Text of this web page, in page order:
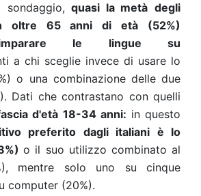
sondaggio,quasi la metà degli
oltre 65 anni di età (52%)
le lingue su
a chi sceglie invece di usare lo
o una combinazione delle due
Dati che contrastano con quelli
d'età 18-34 anni: in questo
preferito dagli italiani è lo
o il suo utilizzo combinato al
mentre solo uno su cinque
computer (20%).